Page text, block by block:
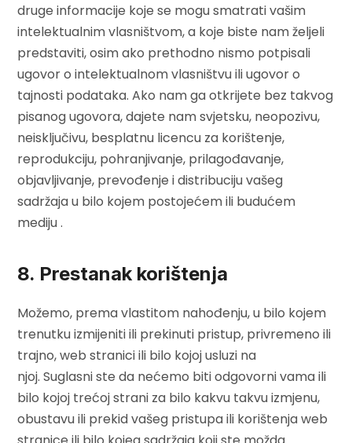
druge informacije koje se mogu smatrati vašim
intelektualnim vlasništvom, a koje biste nam željeli
predstaviti, osim ako prethodno nismo potpisali
ugovor o intelektualnom vlasništvu ili ugovor o
tajnosti podataka. Ako nam ga otkrijete bez takvog
pisanog ugovora, dajete nam svjetsku, neopozivu,
neisključivu, besplatnu licencu za korištenje,
reprodukciju, pohranjivanje, prilagođavanje,
objavljivanje, prevođenje i distribuciju vašeg
sadržaja u bilo kojem postojećem ili budućem
mediju .
8. Prestanak korištenja
Možemo, prema vlastitom nahođenju, u bilo kojem
trenutku izmijeniti ili prekinuti pristup, privremeno ili
trajno, web stranici ili bilo kojoj usluzi na
njoj. Suglasni ste da nećemo biti odgovorni vama ili
bilo kojoj trećoj strani za bilo kakvu takvu izmjenu,
obustavu ili prekid vašeg pristupa ili korištenja web